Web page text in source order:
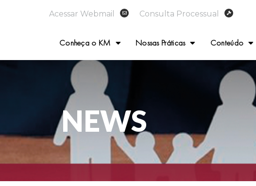
Acessar Webmail Consulta Processual
Conheça o KM Nossas Práticas Conteúdo
NEWS